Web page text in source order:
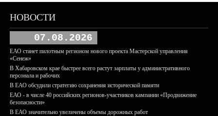
НОВОСТИ
07.08.2026
ЕАО станет пилотным регионом нового проекта Мастерской управления
«Сенеж»
В Хабаровском крае быстрее всего растут зарплаты у административного
персонала и рабочих
В ЕАО обсудили стратегию сохранения исторической памяти
ЕАО - в числе 40 российских регионов-участников кампании «Продвижение
безопасности»
В ЕАО значительно увеличены объемы дорожных работ